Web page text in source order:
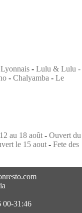
- Lulu & Lulu -
- Chalyamba - Le
au 18 août - Ouvert du
le 15 aout - Fete des
00-31:46